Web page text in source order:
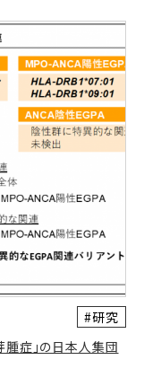
#研究
症」の日本人集団